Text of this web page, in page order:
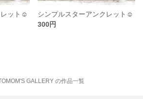
レット☺︎
シンプルスターアンクレット☺︎
300円
GALLERY の作品一覧